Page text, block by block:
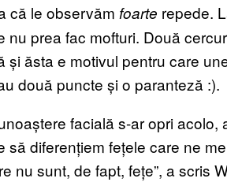
că le observăm foarte repede.
nu prea fac mofturi. Două
și ăsta e motivul pentru care
două puncte și o paranteză :).
facială s-ar opri acolo,
să diferențiem fețele care ne
nu sunt, de fapt, fețe”, a scris